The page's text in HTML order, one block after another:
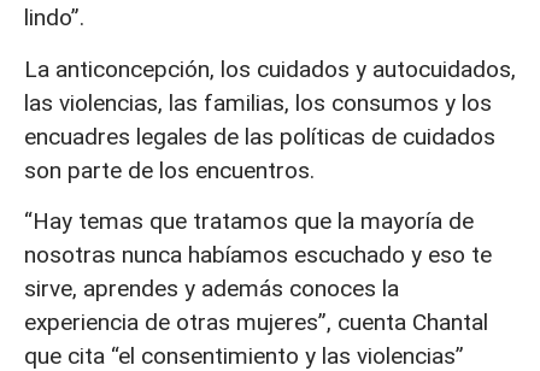
lindo”.
La anticoncepción, los cuidados y autocuidados,
las violencias, las familias, los consumos y los
encuadres legales de las políticas de cuidados
son parte de los encuentros.
“Hay temas que tratamos que la mayoría de
nosotras nunca habíamos escuchado y eso te
sirve, aprendes y además conoces la
experiencia de otras mujeres”, cuenta Chantal
que cita “el consentimiento y las violencias”